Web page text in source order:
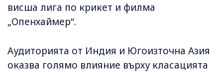
висша лига по крикет и филма
„Опенхаймер“.
Аудиторията от Индия и Югоизточна Азия
оказва голямо влияние върху класацията